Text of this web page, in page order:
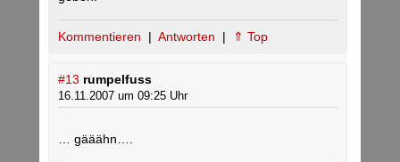
Kommentieren | Antworten | ⇑ Top
#13 rumpelfuss
16.11.2007 um 09:25 Uhr
… gääähn….